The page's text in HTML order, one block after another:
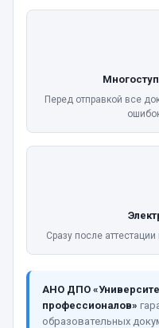
Перед отправкой все
Сразу после
АНО ДПО
профессионалов»
образовательных